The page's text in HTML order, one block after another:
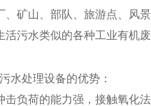
、矿山、部队、旅游点、风景
活污水类似的各种工业有机废
水处理设备的优势：
击负荷的能力强，接触氧化